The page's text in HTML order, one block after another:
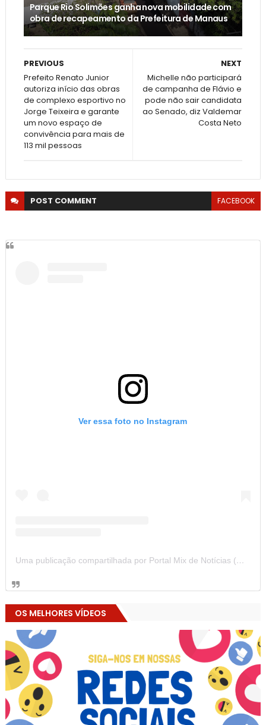
Parque Rio Solimões ganha nova mobilidade com
obra de recapeamento da Prefeitura de Manaus
NEXT
Michelle não participará
de campanha de Flávio e
pode não sair candidata
ao Senado, diz Valdemar
Costa Neto
PREVIOUS
Prefeito Renato Junior
autoriza início das obras
de complexo esportivo no
Jorge Teixeira e garante
um novo espaço de
convivência para mais de
113 mil pessoas
POST COMMENT FACEBOOK
Ver essa foto no Instagram
Uma publicação compartilhada por Portal Mix de Notícias (@portalmixdenoticias)
OS MELHORES VÍDEOS